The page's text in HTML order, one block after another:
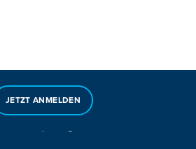
JETZT ANMELDEN